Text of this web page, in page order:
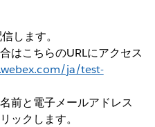
します。
はこちらのURLにアクセス
ja/test-
前と電子メールアドレス
ックします。